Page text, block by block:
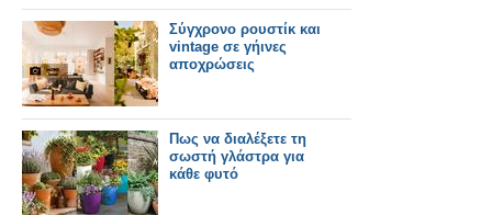
Σύγχρονο ρουστίκ και
vintage σε γήινες
αποχρώσεις
Πως να διαλέξετε τη
σωστή γλάστρα για
κάθε φυτό